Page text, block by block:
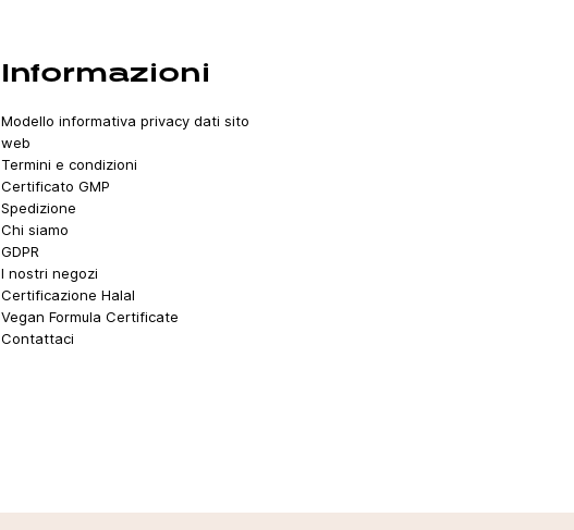
Informazioni
Modello informativa privacy dati sito
web
Termini e condizioni
Certificato GMP
Spedizione
Chi siamo
GDPR
I nostri negozi
Certificazione Halal
Vegan Formula Certificate
Contattaci